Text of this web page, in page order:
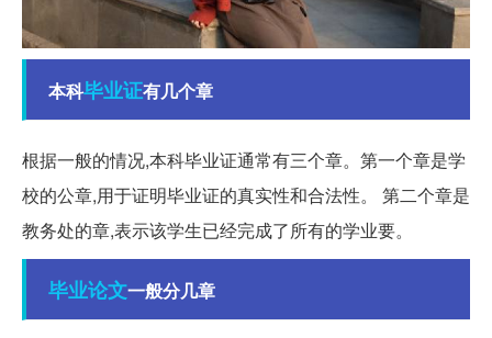
本科毕业证有几个章
根据一般的情况,本科毕业证通常有三个章。第一个章是学
校的公章,用于证明毕业证的真实性和合法性。 第二个章是
教务处的章,表示该学生已经完成了所有的学业要。
毕业论文一般分几章